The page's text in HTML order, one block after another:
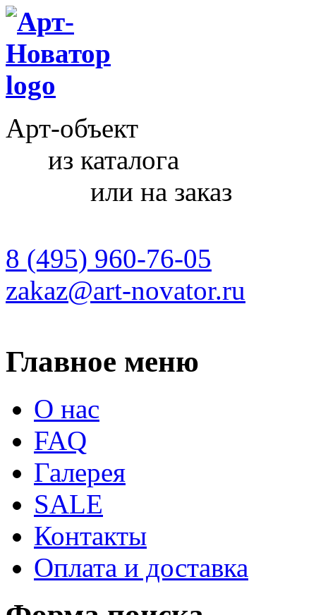
Арт-объект
из каталога
или на заказ
8 (495) 960-76-05
zakaz@art-novator.ru
Главное меню
О нас
FAQ
Галерея
SALE
Контакты
Оплата и доставка